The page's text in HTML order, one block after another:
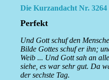
Die Kurzandacht Nr. 3264
Perfekt
Und Gott schuf den
Bilde Gottes schuf er ihn;
Weib ... Und Gott sah an
siehe, es war sehr gut. Da
der sechste Tag.